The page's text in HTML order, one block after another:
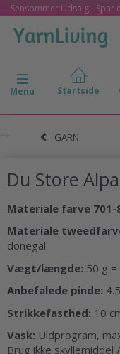
Sensommer Udsalg - Spar
Skifte navigation
Menu
GARN
Du Store
Materiale farve 701-
Materiale
donegal
Vægt/længde: 50 g
Anbefalede pinde:
Strikkefasthed: 10
Vask: Uldprogram,
Brug ikke